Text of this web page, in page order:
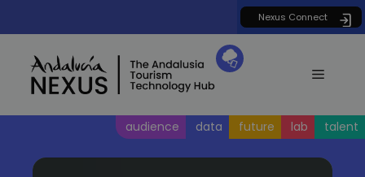
Nexus Connect
Menú
audience data future lab talent